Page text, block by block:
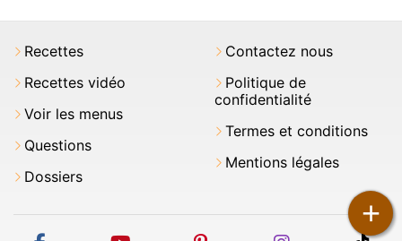
+
Recettes
Recettes vidéo
Voir les menus
Questions
Dossiers
Contactez nous
Politique de
confidentialité
Termes et conditions
Mentions légales